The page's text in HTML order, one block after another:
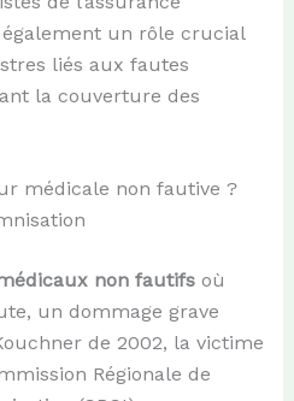
un rôle crucial
liés aux fautes
la couverture des
médicale non fautive ?
non fautifsoù
un dommage grave
de 2002, la victime
Régionale de